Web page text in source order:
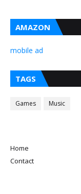
AMAZON
mobile ad
TAGS
Games Music
Home
Contact